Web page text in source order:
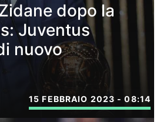
dopo la
Juventus
nuovo
15 FEBBRAIO 2023 - 08:14